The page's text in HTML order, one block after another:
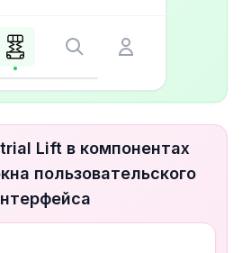
Lift в компонентах
пользовательского